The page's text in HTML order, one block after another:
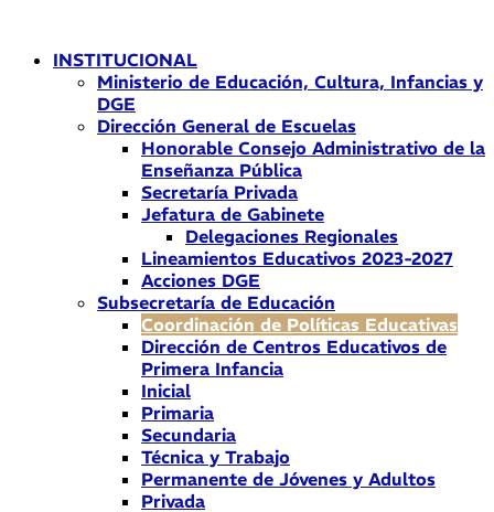
contenidoINSTITUCIONAL
Ministerio de Educación, Cultura, Infancias y
DGE
Dirección General de Escuelas
Honorable Consejo Administrativo de la
Enseñanza Pública
Secretaría Privada
Jefatura de Gabinete
Delegaciones Regionales
Lineamientos Educativos 2023-2027
Acciones DGE
Subsecretaría de Educación
Coordinación de Políticas Educativas
Dirección de Centros Educativos de
Primera Infancia
Inicial
Primaria
Secundaria
Técnica y Trabajo
Permanente de Jóvenes y Adultos
Privada